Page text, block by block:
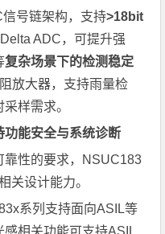
号链架构，支持>18bit
ADC，可提升强
复杂场景下的检测稳定
放大器，支持雨量检
样需求。
功能安全与系统诊断
靠性的要求，NSUC183
关设计能力。
系列支持面向ASIL等
相关功能可支持ASIL